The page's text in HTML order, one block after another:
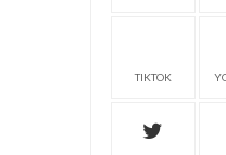
TIKTOK